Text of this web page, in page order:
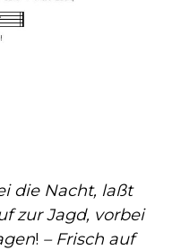
die Nacht, laßt
zur Jagd, vorbei
! – Frisch auf